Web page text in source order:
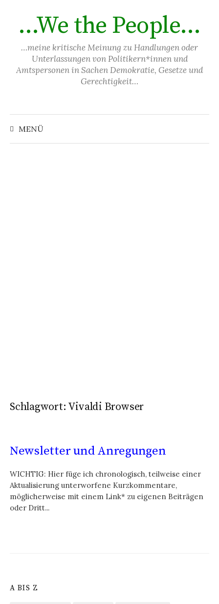
Inhalt
…We the People…
…meine kritische Meinung zu Handlungen oder
Unterlassungen von Politikern*innen und
Amtspersonen in Sachen Demokratie, Gesetze und
Gerechtigkeit…
MENÜ
Suchen
Schlagwort: Vivaldi Browser
Newsletter und Anregungen
WICHTIG: Hier füge ich chronologisch, teilweise einer
Aktualisierung unterworfene Kurzkommentare,
möglicherweise mit einem Link* zu eigenen Beiträgen
oder Dritt...
A BIS Z